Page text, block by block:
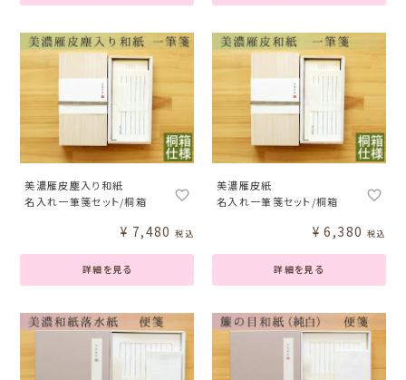
美濃雁皮塵入り和紙
名入れ一筆箋セット/桐箱
詳細を見る
¥ 7,480 税込
美濃雁皮紙
名入れ一筆箋セット/桐箱
詳細を見る
¥ 6,380 税込